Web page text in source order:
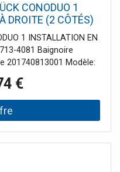
CONODUO 1
DROITE (2 CÔTÉS)
180 x 80
alpin
1 INSTALLATION EN
4081 Baignoire
201740813001 Modèle:
KA 4081 montée en
avec bonde émaillée
Acier design rectiligne
pour une installation en
€